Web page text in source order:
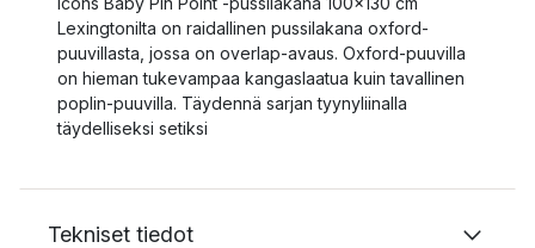
Lexingtonilta on raidallinen pussilakana oxford-
puuvillasta, jossa on overlap-avaus. Oxford-puuvilla
on hieman tukevampaa kangaslaatua kuin tavallinen
poplin-puuvilla. Täydennä sarjan tyynyliinalla
täydelliseksi setiksi
Tekniset tiedot